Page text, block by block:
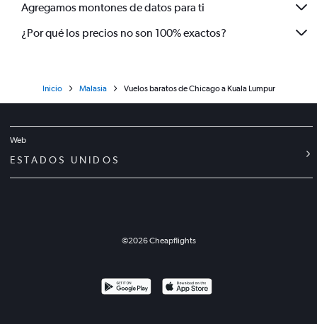
Agregamos montones de datos para ti
¿Por qué los precios no son 100% exactos?
Inicio Malasia Vuelos baratos de Chicago a Kuala Lumpur
Web
ESTADOS UNIDOS
©2026Cheapflights